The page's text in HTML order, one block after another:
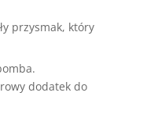
przysmak, który
dodatek do